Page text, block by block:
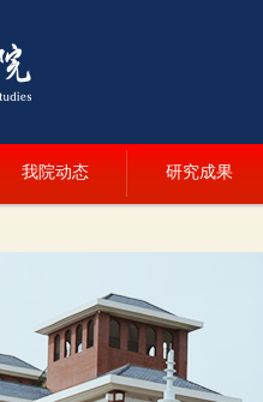
我院动态 研究成果